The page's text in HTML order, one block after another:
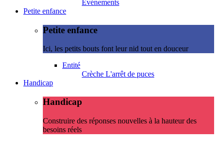
Evénements
Petite enfance
Petite enfance
Ici, les petits bouts font leur nid tout en douceur
Entité
Crèche L'arrêt de puces
Handicap
Handicap
Construire des réponses nouvelles à la hauteur des
besoins réels